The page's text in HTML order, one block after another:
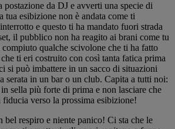
postazione da DJ e avverti una specie di
tua esibizione non è andata come ti
e questo ti ha mandato fuori strada
il pubblico non ha reagito ai brani come tu
qualche scivolone che ti ha fatto
ti eri costruito con così tanta fatica prima
si può imbattere in un sacco di situazioni
serata in un bar o un club. Capita a tutti noi:
sella più forte di prima e non lasciare che
verso la prossima esibizione!
bel respiro e niente panico! Ci sta che le